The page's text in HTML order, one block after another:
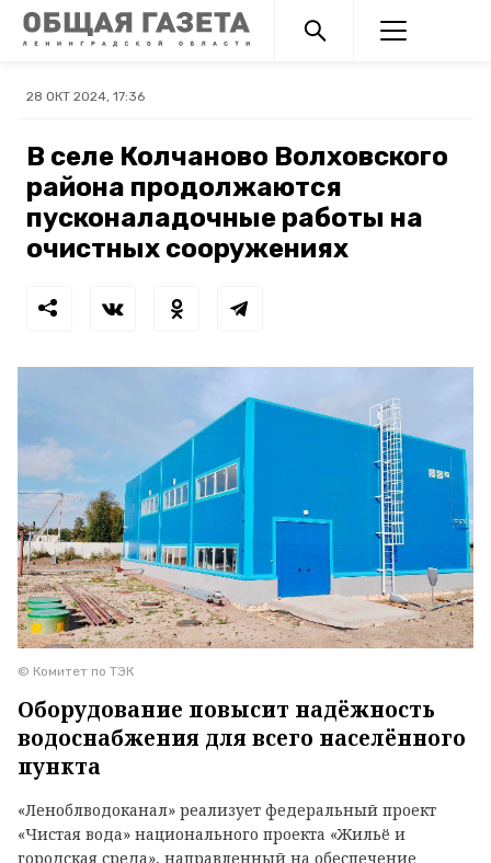
28 ОКТ 2024, 17:36
В селе Колчаново Волховского
района продолжаются
пусконаладочные работы на
очистных сооружениях
© Комитет по ТЭК
Оборудование повысит надёжность
водоснабжения для всего населённого
пункта
«Леноблводоканал» реализует федеральный проект
«Чистая вода» национального проекта «Жильё и
городская среда», направленный на обеспечение